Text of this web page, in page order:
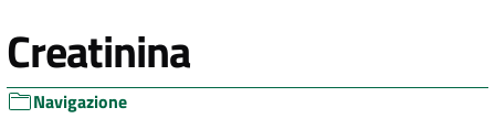
Creatinina
Navigazione